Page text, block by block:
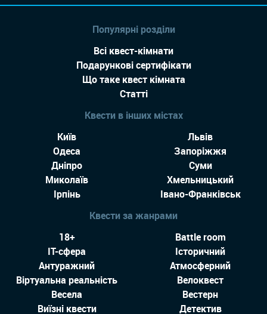
Популярні розділи
Всі квест-кімнати
Подарункові сертифікати
Що таке квест кімната
Статті
Квести в інших містах
Київ
Львів
Одеса
Запоріжжя
Дніпро
Суми
Миколаїв
Хмельницький
Ірпінь
Івано-Франківськ
Квести за жанрами
18+
Battle room
IT-сфера
Історичний
Антуражний
Атмосферний
Віртуальна реальність
Велоквест
Весела
Вестерн
Виїзні квести
Детектив